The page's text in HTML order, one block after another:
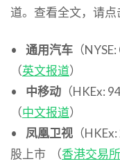
道。查看全文，请点
• 通用汽车 （
（英文报道）
• 中移动 （HKEx:
（中文报道）
• 凤凰卫视 （
股上市 （香港交易